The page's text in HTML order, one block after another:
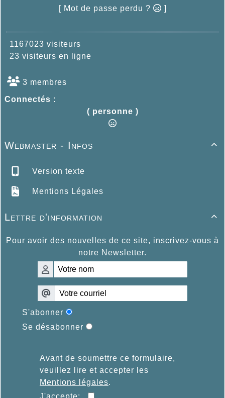
[ Mot de passe perdu ? ]
1167023 visiteurs
23 visiteurs en ligne
3 membres
Connectés :
( personne )

Webmaster - Infos
Version texte
Mentions Légales

Lettre d'information
Pour avoir des nouvelles de ce site, inscrivez-vous à
notre Newsletter.
S'abonner
Se désabonner
Avant de soumettre ce formulaire,
veuillez lire et accepter les
Mentions légales.